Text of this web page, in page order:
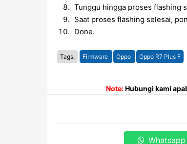
Tunggu hingga proses flashing
Saat proses flashing selesai,
Done.
Tags: Firmware Oppo Oppo R7 Plus F
Note:Hubungi kami
Whatsapp